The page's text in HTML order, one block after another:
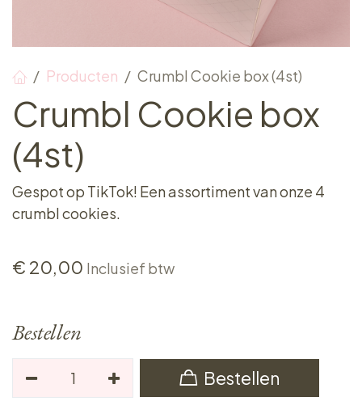
Producten Crumbl Cookie box (4st)
Crumbl Cookie box
(4st)
Gespot op TikTok! Een assortiment van onze 4
crumbl cookies.
€ 20,00 Inclusief btw
Bestellen
Bestellen